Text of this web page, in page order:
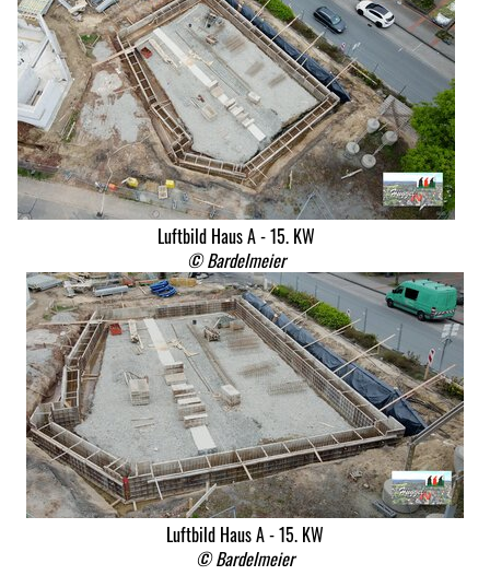
Luftbild Haus A - 15. KW
© Bardelmeier
Luftbild Haus A - 15. KW
© Bardelmeier